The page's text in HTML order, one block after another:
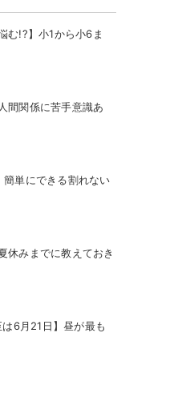
む!?】小1から小6ま
間関係に苦手意識あ
単にできる割れない
休みまでに教えておき
は6月21日】昼が最も